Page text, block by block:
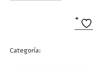
Categoría: